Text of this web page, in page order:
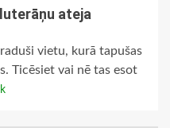
ateja
vietu, kurā tapušas
Ticēsiet vai nē tas esot